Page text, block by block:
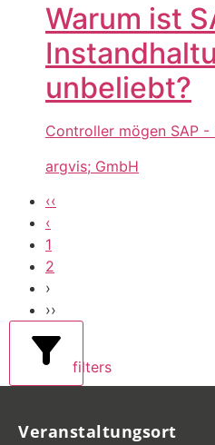
Warum ist
unbeliebt?
Controller mögen SAP
argvis; GmbH
‹‹
‹
1
2
›
››
filters
Veranstaltungsort